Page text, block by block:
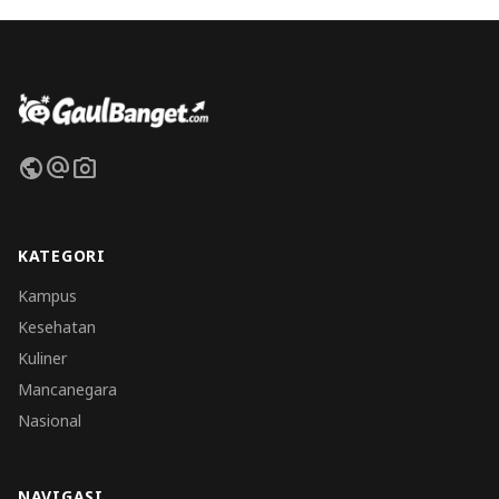
publicalternate_emailphoto_camera
KATEGORI
Kampus
Kesehatan
Kuliner
Mancanegara
Nasional